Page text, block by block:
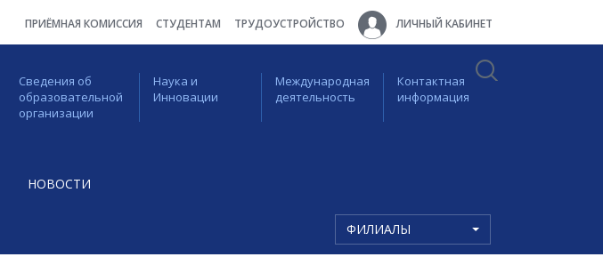
ПРИЁМНАЯ КОМИССИЯ СТУДЕНТАМ ТРУДОУСТРОЙСТВО ЛИЧНЫЙ КАБИНЕТ
Сведения об
образовательной
организации
Наука и
Инновации
Международная
деятельность
Контактная
информация
НОВОСТИ
ФИЛИАЛЫ